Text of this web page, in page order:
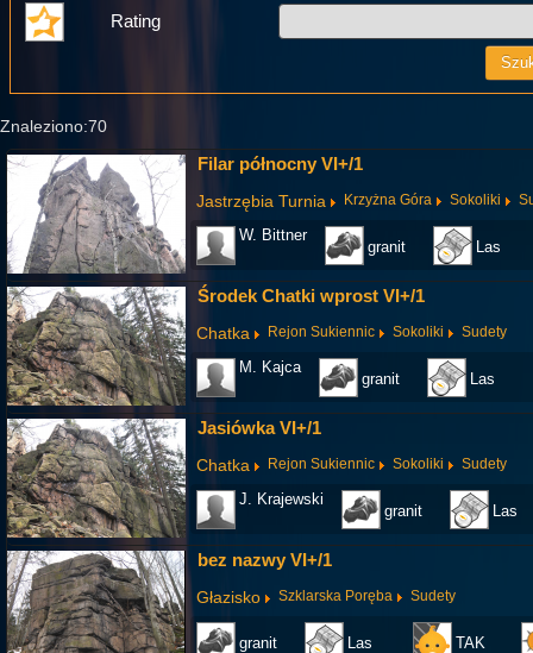
Rating
Znaleziono:70
Filar północny VI+/1
Jastrzębia Turnia Krzyżna Góra Sokoliki
W. Bittner
granit Las
Środek Chatki wprost VI+/1
Chatka Rejon Sukiennic Sokoliki Sudety
M. Kajca
granit Las
Jasiówka VI+/1
Chatka Rejon Sukiennic Sokoliki Sudety
J. Krajewski
granit Las
bez nazwy VI+/1
Głazisko Szklarska Poręba Sudety
granit Las TAK